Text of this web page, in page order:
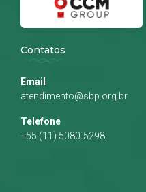
Contatos
Email
atendimento@sbp.org.br
Telefone
+55 (11) 5080-5298